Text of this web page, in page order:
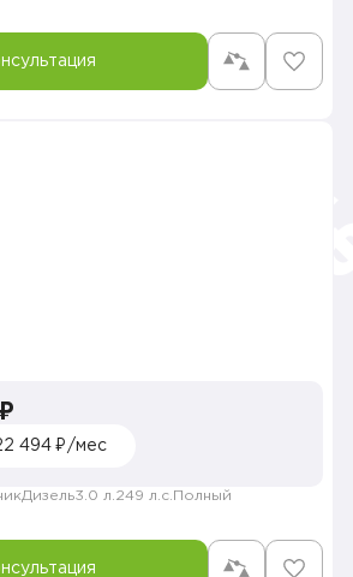
494 ₽/мес
Дизель3.0 л. 249 л.с. Полный